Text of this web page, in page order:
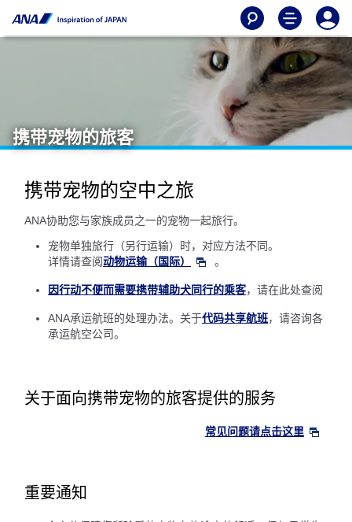
携带宠物的旅客
携带宠物的空中之旅
ANA协助您与家族成员之一的宠物一起旅行。
宠物单独旅行（另行运输）时，对应方法不同。
详情请查阅动物运输（国际） 。
因行动不便而需要携带辅助犬同行的乘客，请在此处查阅
ANA承运航班的处理办法。关于代码共享航班，请咨询各
承运航空公司。
关于面向携带宠物的旅客提供的服务
常见问题请点击这里
重要通知